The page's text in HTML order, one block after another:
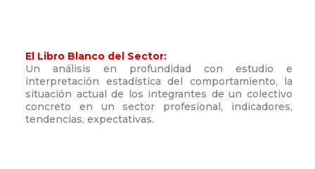
El Libro Blanco del Sector:
Un análisis en profundidad con estudio e
interpretación estadística del comportamiento, la
situación actual de los integrantes de un colectivo
concreto en un sector profesional, indicadores,
tendencias, expectativas.